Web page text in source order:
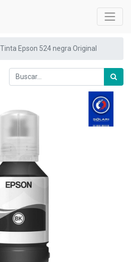
Epson 524 negra Original